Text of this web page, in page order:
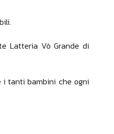
Latteria Vò Grande di
i tanti bambini che ogni